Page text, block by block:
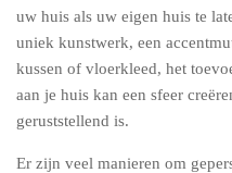
uw huis als uw eigen huis te
uniek kunstwerk, een
kussen of vloerkleed, het
aan je huis kan een sfeer
geruststellend is.
Er zijn veel manieren om